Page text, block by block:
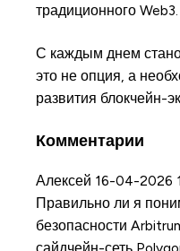
традиционного Web3.
С каждым днем
это не опция, а
развития блокчейн-
Комментарии
Алексей 16-04-2026
Правильно ли я
безопасности
сайдчейн-сеть